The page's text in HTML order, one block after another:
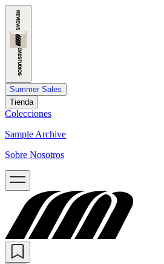
Summer Sales
Tienda
Colecciones
Sample Archive
Sobre Nosotros